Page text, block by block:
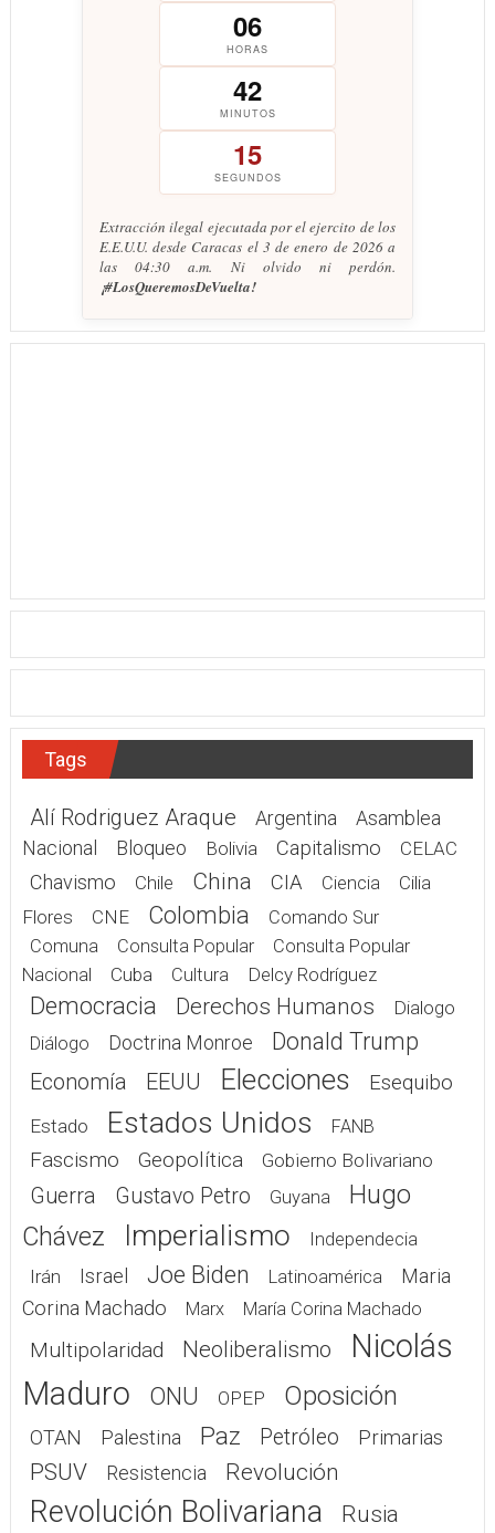
06
HORAS
42
MINUTOS
15
SEGUNDOS
Extracción ilegal ejecutada por el ejercito de los
E.E.U.U. desde Caracas el 3 de enero de 2026 a
las 04:30 a.m. Ni olvido ni perdón.
¡#LosQueremosDeVuelta!
Tags
Alí Rodriguez Araque Argentina
Asamblea
Nacional
Bloqueo Bolivia Capitalismo CELAC
Chavismo Chile China CIA Ciencia
Cilia
Flores
CNE Colombia
Comando Sur
Comuna
Consulta Popular
Consulta Popular
Nacional
Cuba Cultura Delcy Rodríguez
Democracia Derechos Humanos Dialogo
Diálogo Doctrina Monroe Donald Trump
Economía EEUU Elecciones Esequibo
Estado Estados Unidos FANB
Fascismo Geopolítica Gobierno Bolivariano
Guerra Gustavo Petro Guyana
Hugo
Chávez
Imperialismo Independecia
Irán Israel Joe Biden Latinoamérica
Maria
Corina Machado
Marx María Corina Machado
Multipolaridad Neoliberalismo
Nicolás
Maduro
ONU OPEP Oposición
OTAN Palestina Paz Petróleo Primarias
PSUV Resistencia Revolución
Revolución Bolivariana
Rusia